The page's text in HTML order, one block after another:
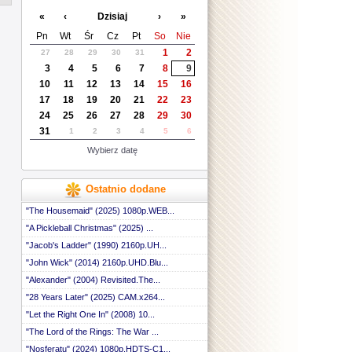
« ‹ Dzisiaj ›
»
Pn
Wt Śr Cz Pt So Nie
27 28 29 30 31 1
2
3
4 5 6 7 8
9
10
11 12 13 14 15
16
17
18 19 20 21 22
23
24
25 26 27 28 29
30
31
1 2 3 4 5 6
Wybierz datę
Ostatnio dodane
"The Housemaid" (2025) 1080p.WEB...
"A Pickleball Christmas" (2025) ...
"Jacob's Ladder" (1990) 2160p.UH...
"John Wick" (2014) 2160p.UHD.Blu...
"Alexander" (2004) Revisited.The...
"28 Years Later" (2025) CAM.x264...
"Let the Right One In" (2008) 10...
"The Lord of the Rings: The War ...
"Nosferatu" (2024) 1080p.HDTS-C1...
::